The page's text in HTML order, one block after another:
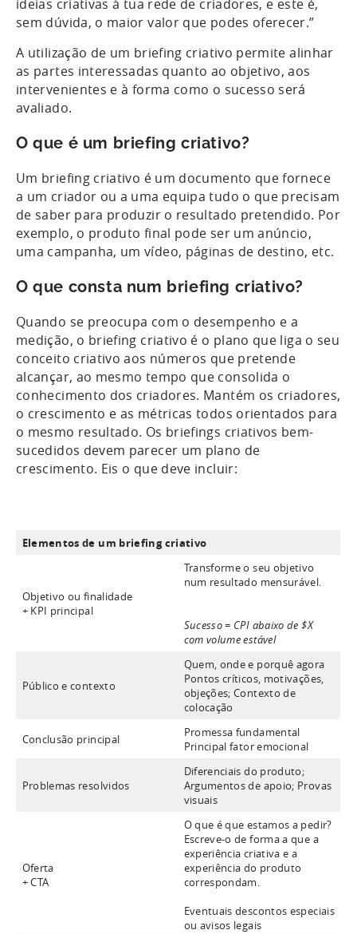
ideias criativas à tua rede de criadores, e este é,
sem dúvida, o maior valor que podes oferecer.”
A utilização de um briefing criativo permite alinhar
as partes interessadas quanto ao objetivo, aos
intervenientes e à forma como o sucesso será
avaliado.
O que é um briefing criativo?
Um briefing criativo é um documento que fornece
a um criador ou a uma equipa tudo o que precisam
de saber para produzir o resultado pretendido. Por
exemplo, o produto final pode ser um anúncio,
uma campanha, um vídeo, páginas de destino, etc.
O que consta num briefing criativo?
Quando se preocupa com o desempenho e a
medição, o briefing criativo é o plano que liga o seu
conceito criativo aos números que pretende
alcançar, ao mesmo tempo que consolida o
conhecimento dos criadores. Mantém os criadores,
o crescimento e as métricas todos orientados para
o mesmo resultado. Os briefings criativos bem-
sucedidos devem parecer um plano de
crescimento. Eis o que deve incluir:
Elementos de um briefing criativo
Objetivo ou finalidade
+ KPI principal
Transforme o seu objetivo
num resultado mensurável.
Sucesso = CPI abaixo de $X
com volume estável
Público e contexto
Quem, onde e porquê agora
Pontos críticos, motivações,
objeções; Contexto de
colocação
Conclusão principal
Promessa fundamental
Principal fator emocional
Problemas resolvidos
Diferenciais do produto;
Argumentos de apoio; Provas
visuais
Oferta
+ CTA
O que é que estamos a pedir?
Escreve-o de forma a que a
experiência criativa e a
experiência do produto
correspondam.
Eventuais descontos especiais
ou avisos legais